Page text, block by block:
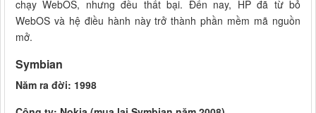
chạy WebOS, nhưng đều thất bại. Đến nay, HP đã từ bỏ
WebOS và hệ điều hành này trở thành phần mềm mã nguồn
mở.
Symbian
Năm ra đời: 1998